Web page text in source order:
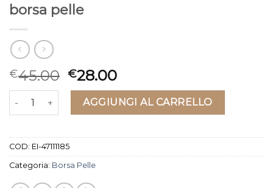
borsa pelle
€45.00 €28.00
borsa pelle quantitàAGGIUNGI AL CARRELLO
COD: EI-47111185
Categoria: Borsa Pelle